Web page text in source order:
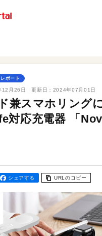
レポート
12月26日 更新日： 2024年07月01日
兼スマホリング
対応充電器 「
シェアする URLのコピー